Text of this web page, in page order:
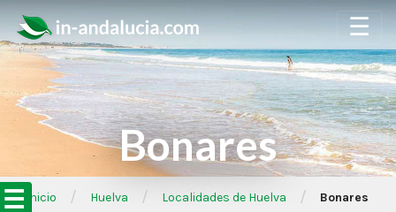
☰
☰
Bonares
➦Inicio / Huelva / Localidades de Huelva / Bonares